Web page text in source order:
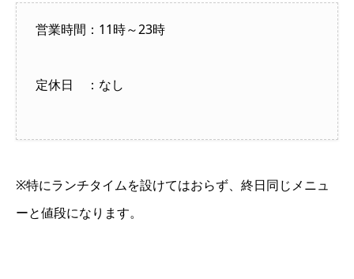
営業時間：11時～23時
定休日 ：なし
※特にランチタイムを設けてはおらず、終日同じメニュ
ーと値段になります。